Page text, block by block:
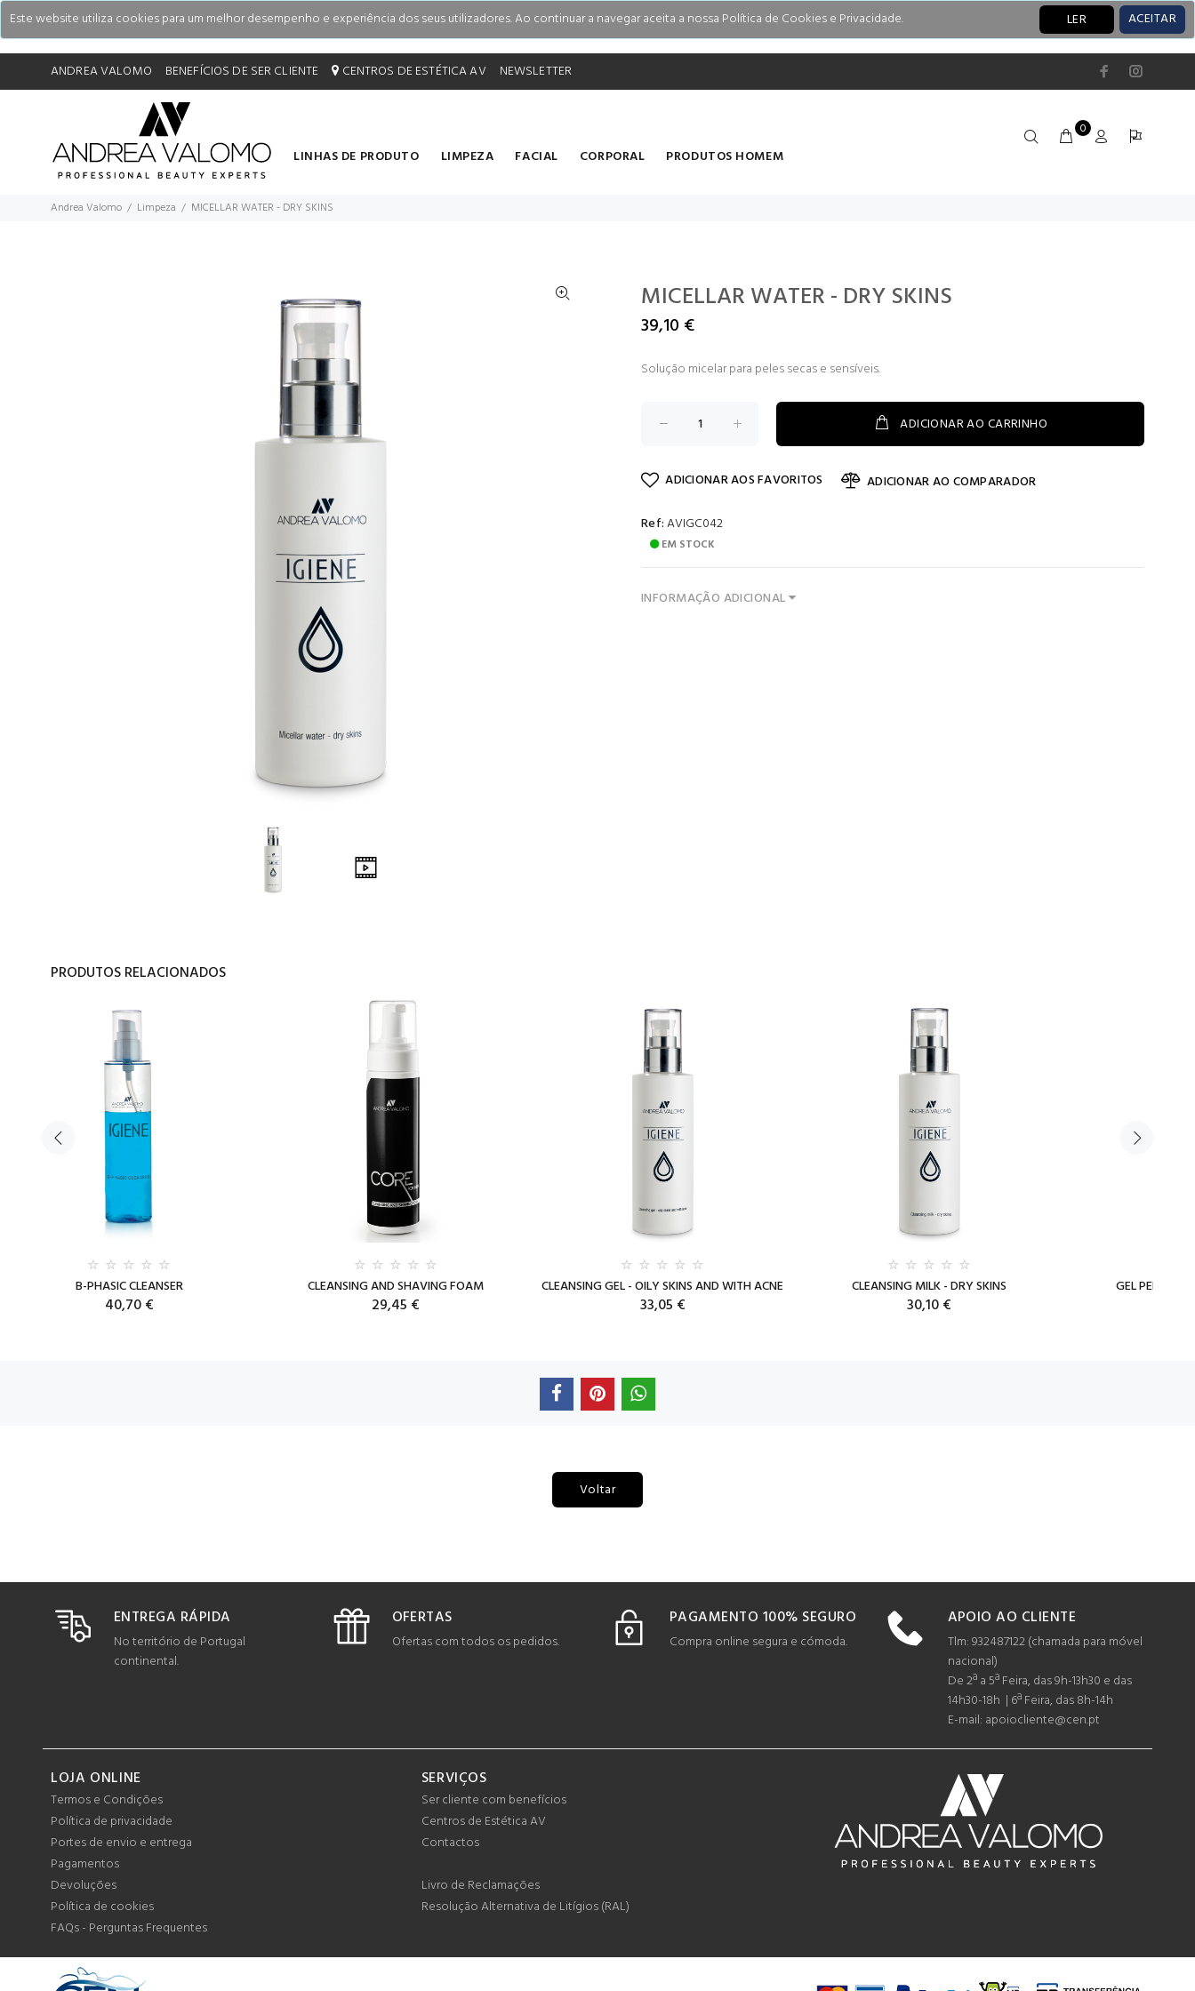
Este website utiliza cookies para um melhor desempenho e experiência dos seus utilizadores. Ao continuar a navegar aceita a nossa Política de Cookies e Privacidade. LER ACEITAR
ANDREA VALOMO BENEFÍCIOS DE SER CLIENTE CENTROS DE ESTÉTICA AV NEWSLETTER
LINHAS DE PRODUTO LIMPEZA FACIAL CORPORAL PRODUTOS HOMEM
0
Andrea Valomo Limpeza MICELLAR WATER - DRY SKINS
MICELLAR WATER - DRY SKINS
39,10 €
Solução micelar para peles secas e sensíveis.
ADICIONAR AO CARRINHO
ADICIONAR AOS FAVORITOS ADICIONAR AO COMPARADOR
Ref:AVIGC042
EM STOCK
INFORMAÇÃO ADICIONAL
PRODUTOS RELACIONADOS
B-PHASIC CLEANSER
40,70 €
CLEANSING AND SHAVING FOAM
29,45 €
CLEANSING GEL - OILY SKINS AND WITH ACNE
33,05 €
CLEANSING MILK - DRY SKINS
30,10 €
GEL PEELING
Voltar
ENTREGA RÁPIDA
No território de Portugal
continental.
OFERTAS
Ofertas com todos os pedidos.
PAGAMENTO 100% SEGURO
Compra online segura e cómoda.
APOIO AO CLIENTE
Tlm: 932487122 (chamada para móvel
nacional)
De 2ª a 5ª Feira, das 9h-13h30 e das
14h30-18h | 6ª Feira, das 8h-14h
E-mail: apoiocliente@cen.pt
LOJA ONLINE
Termos e Condições
Política de privacidade
Portes de envio e entrega
Pagamentos
Devoluções
Política de cookies
FAQs - Perguntas Frequentes
SERVIÇOS
Ser cliente com benefícios
Centros de Estética AV
Contactos
Livro de Reclamações
Resolução Alternativa de Litígios (RAL)